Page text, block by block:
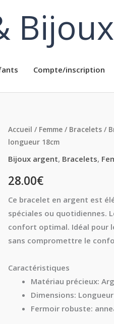
Bijoux
Compte/inscription
Accueil / Femme / Bracelets /
longueur 18cm
Bijoux argent, Bracelets,
28.00€
Ce bracelet en argent est
spéciales ou quotidiennes.
confort optimal. Idéal pour
sans compromettre le
Caractéristiques
Matériau précieux:
Dimensions:
Fermoir robuste:
quantité
de
Bracelet
plaque
rectangulaire
argent
longueur
18cm